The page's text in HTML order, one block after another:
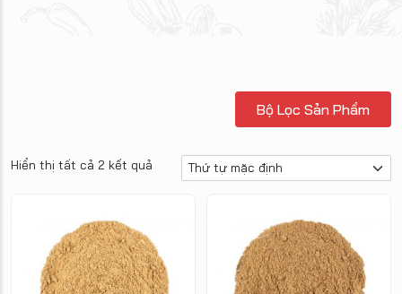
Bộ Lọc Sản Phẩm
Hiển thị tất cả 2 kết quả